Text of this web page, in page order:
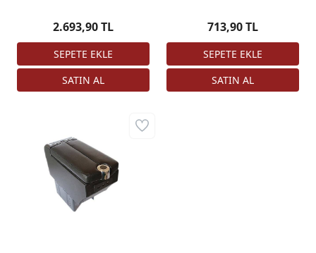
2.693,90 TL
713,90 TL